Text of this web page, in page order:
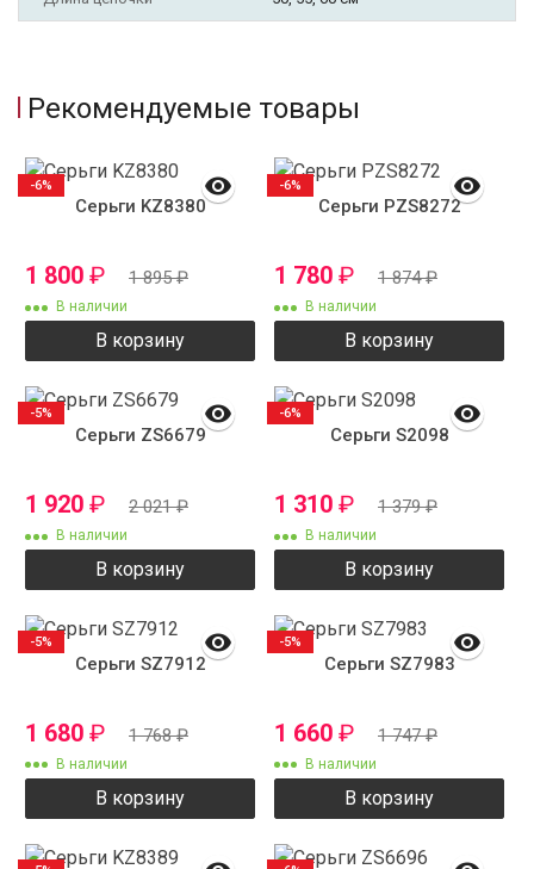
Рекомендуемые товары
Серьги KZ8380
1 800 ₽ 1 895₽
В наличии
В корзину
-6%
Серьги PZS8272
1 780 ₽ 1 874₽
В наличии
В корзину
-6%
Серьги ZS6679
1 920 ₽ 2 021₽
В наличии
В корзину
-5%
Серьги S2098
1 310 ₽ 1 379₽
В наличии
В корзину
-6%
Серьги SZ7912
1 680 ₽ 1 768₽
В наличии
В корзину
-5%
Серьги SZ7983
1 660 ₽ 1 747₽
В наличии
В корзину
-5%